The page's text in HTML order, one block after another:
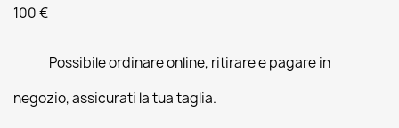
100 €
Possibile ordinare online, ritirare e pagare in
negozio, assicurati la tua taglia.